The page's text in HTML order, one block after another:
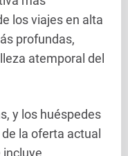
los viajes en alta
profundas,
atemporal del
y los huéspedes
la oferta actual
incluye